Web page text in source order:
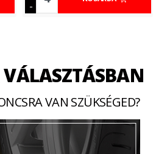
-
VAN SZÜKSÉGED?